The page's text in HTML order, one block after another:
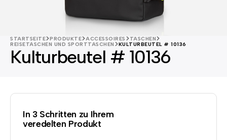
STARTSEITE PRODUKTE ACCESSOIRES
TASCHEN
REISETASCHEN UND SPORTTASCHEN
KULTURBEUTEL # 10136
Kulturbeutel # 10136
In 3 Schritten zu Ihrem
veredelten Produkt